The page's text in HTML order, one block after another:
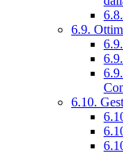
6.9.
6.10.